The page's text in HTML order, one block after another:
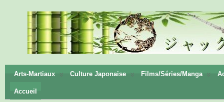
神龍
Shin-
Ryū
Arts-Martiaux Culture Japonaise Films/Séries/Manga
Accueil